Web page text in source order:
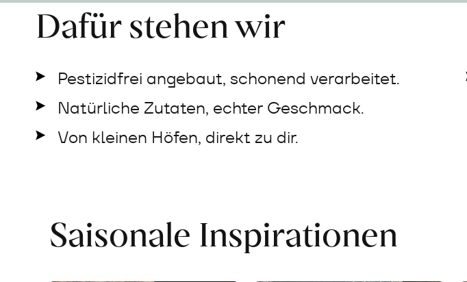
Dafür stehen wir
Pestizidfrei angebaut, schonend verarbeitet.
Natürliche Zutaten, echter Geschmack.
Von kleinen Höfen, direkt zu dir.
Saisonale Inspirationen